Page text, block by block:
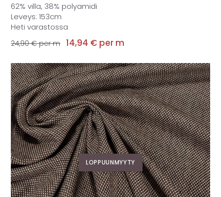
62% villa, 38% polyamidi
Leveys: 153cm
Heti varastossa
24,90€per m 14,94 € per m
LOPPUUNMYYTY